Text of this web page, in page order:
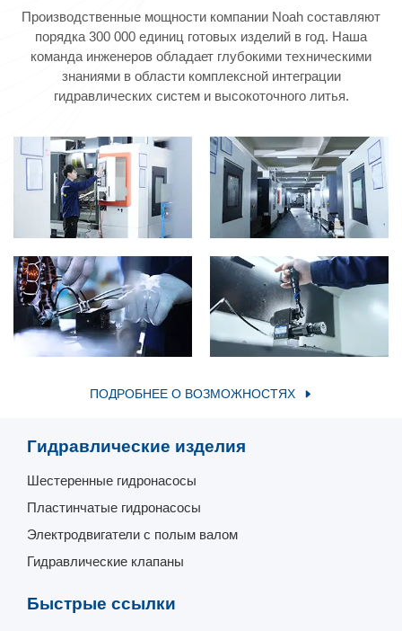
Производственные мощности компании Noah составляют
порядка 300 000 единиц готовых изделий в год. Наша
команда инженеров обладает глубокими техническими
знаниями в области комплексной интеграции
гидравлических систем и высокоточного литья.
ПОДРОБНЕЕ О ВОЗМОЖНОСТЯХ
Гидравлические изделия
Шестеренные гидронасосы
Пластинчатые гидронасосы
Электродвигатели с полым валом
Гидравлические клапаны
Быстрые ссылки